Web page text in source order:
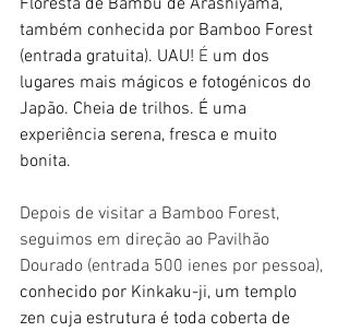
Floresta de Bambu de Arashiyama,
também conhecida por Bamboo Forest
(entrada gratuita). UAU! É um dos
lugares mais mágicos e fotogénicos do
Japão. Cheia de trilhos. É uma
experiência serena, fresca e muito
bonita.
Depois de visitar a Bamboo Forest,
seguimos em direção ao Pavilhão
Dourado (entrada 500 ienes por pessoa),
conhecido por Kinkaku-ji, um templo
zen cuja estrutura é toda coberta de